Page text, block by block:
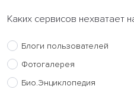
Каких сервисов нехватает
Блоги пользователей
Фотогалерея
Био.Энциклопедия